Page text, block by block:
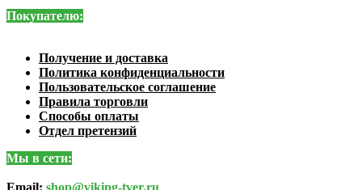
Покупателю:
Получение и доставка
Политика конфиденциальности
Пользовательское соглашение
Правила торговли
Способы оплаты
Отдел претензий
Мы в сети:
Email: shop@viking-tver.ru